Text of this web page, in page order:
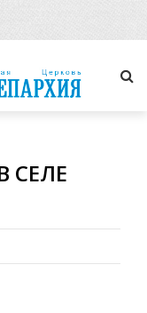
СЕЛЕ